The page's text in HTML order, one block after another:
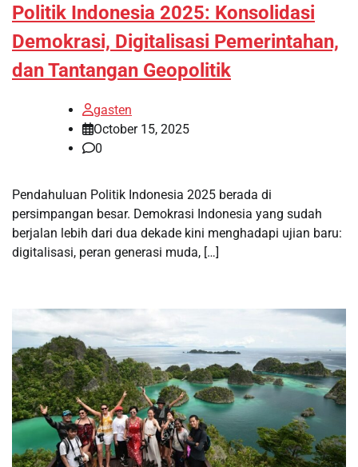
Politik Indonesia 2025: Konsolidasi
Demokrasi, Digitalisasi Pemerintahan,
dan Tantangan Geopolitik
gasten
October 15, 2025
0
Pendahuluan Politik Indonesia 2025 berada di
persimpangan besar. Demokrasi Indonesia yang sudah
berjalan lebih dari dua dekade kini menghadapi ujian baru:
digitalisasi, peran generasi muda, […]